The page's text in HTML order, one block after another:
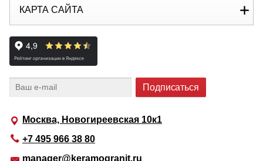
Москва, Новогиреевская 10к1
+7 495 966 38 80
manager@keramogranit.ru
КАРТА САЙТА